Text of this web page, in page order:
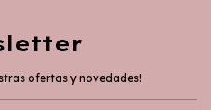
ofertas y novedades!